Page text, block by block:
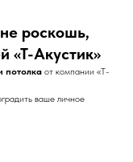
роскошь,
«Т-Акустик»
потолка от компании «Т-
ваше личное